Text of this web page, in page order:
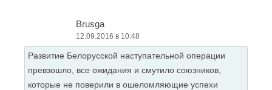
Brusga
12.09.2016 в 10:48
Развитие Белорусской наступательной операции
превзошло, все ожидания и смутило союзников,
которые не поверили в ошеломляющие успехи